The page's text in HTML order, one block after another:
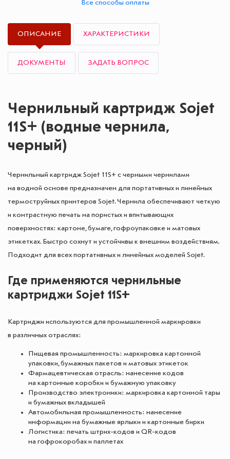
Все способы оплаты
ОПИСАНИЕ ХАРАКТЕРИСТИКИ
ДОКУМЕНТЫ ЗАДАТЬ ВОПРОС
Чернильный картридж Sojet
11S+ (водные чернила,
черный)
Чернильный картридж Sojet 11S+ с черными чернилами
на водной основе предназначен для портативных и линейных
термоструйных принтеров Sojet. Чернила обеспечивают четкую
и контрастную печать на пористых и впитывающих
поверхностях: картоне, бумаге, гофроупаковке и матовых
этикетках. Быстро сохнут и устойчивы к внешним воздействиям.
Подходит для всех портативных и линейных моделей Sojet.
Где применяются чернильные
картриджи Sojet 11S+
Картриджи используются для промышленной маркировки
в различных отраслях:
Пищевая промышленность: маркировка картонной
упаковки, бумажных пакетов и матовых этикеток
Фармацевтическая отрасль: нанесение кодов
на картонные коробки и бумажную упаковку
Производство электроники: маркировка картонной тары
и бумажных вкладышей
Автомобильная промышленность: нанесение
информации на бумажные ярлыки и картонные бирки
Логистика: печать штрих-кодов и QR-кодов
на гофрокоробах и паллетах